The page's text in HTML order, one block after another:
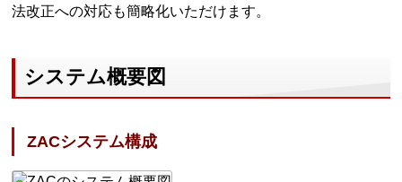
法改正への対応も簡略化いただけます。
システム概要図
ZACシステム構成